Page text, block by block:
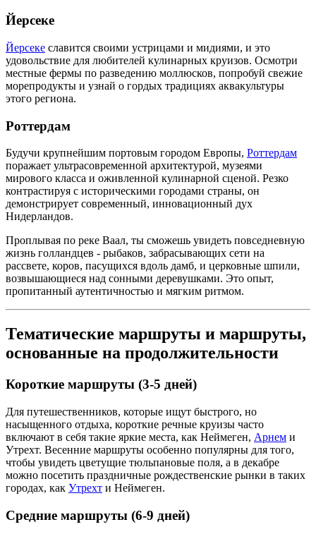
Йерсеке
Йерсеке славится своими устрицами и мидиями, и это
удовольствие для любителей кулинарных круизов. Осмотри
местные фермы по разведению моллюсков, попробуй свежие
морепродукты и узнай о гордых традициях аквакультуры
этого региона.
Роттердам
Будучи крупнейшим портовым городом Европы, Роттердам
поражает ультрасовременной архитектурой, музеями
мирового класса и оживленной кулинарной сценой. Резко
контрастируя с историческими городами страны, он
демонстрирует современный, инновационный дух
Нидерландов.
Проплывая по реке Ваал, ты сможешь увидеть повседневную
жизнь голландцев - рыбаков, забрасывающих сети на
рассвете, коров, пасущихся вдоль дамб, и церковные шпили,
возвышающиеся над сонными деревушками. Это опыт,
пропитанный аутентичностью и мягким ритмом.
Тематические маршруты и маршруты,
основанные на продолжительности
Короткие маршруты (3-5 дней)
Для путешественников, которые ищут быстрого, но
насыщенного отдыха, короткие речные круизы часто
включают в себя такие яркие места, как Неймеген, Арнем и
Утрехт. Весенние маршруты особенно популярны для того,
чтобы увидеть цветущие тюльпановые поля, а в декабре
можно посетить праздничные рождественские рынки в таких
городах, как Утрехт и Неймеген.
Средние маршруты (6-9 дней)